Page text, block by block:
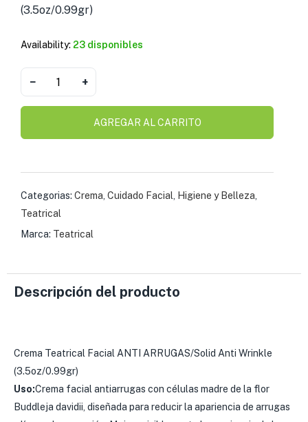
(3.5oz/0.99gr)
Availability: 23 disponibles
− +
AGREGAR AL CARRITO
Categorias: Crema, Cuidado Facial, Higiene y Belleza,
Teatrical
Marca: Teatrical
Descripción del producto
Crema Teatrical Facial ANTI ARRUGAS/Solid Anti Wrinkle
(3.5oz/0.99gr)
Uso:Crema facial antiarrugas con células madre de la flor
Buddleja davidii, diseñada para reducir la apariencia de arrugas